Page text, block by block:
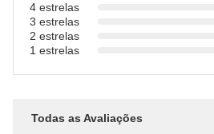
4 estrelas
3 estrelas
2 estrelas
1 estrelas
Todas as Avaliações